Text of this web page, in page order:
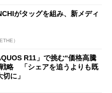
がタッグを組み、新メディ
）
R11」で挑む“価格高騰
略 「シェアを追うよりも既
に」